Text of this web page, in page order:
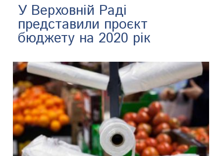
У Верховній Раді
представили проєкт
бюджету на 2020 рік